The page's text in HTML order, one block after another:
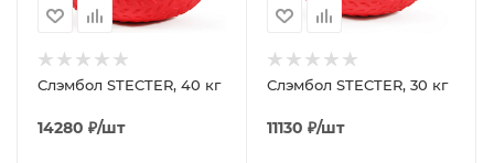
Слэмбол STECTER, 40 кг
14280 ₽/шт
Слэмбол STECTER, 30 кг
11130 ₽/шт